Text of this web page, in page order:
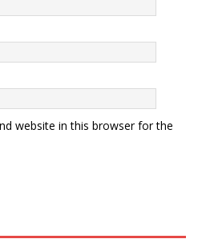
website in this browser for the